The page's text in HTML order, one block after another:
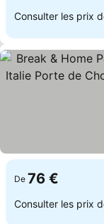
Consulter les prix
De 76 €
Consulter les prix